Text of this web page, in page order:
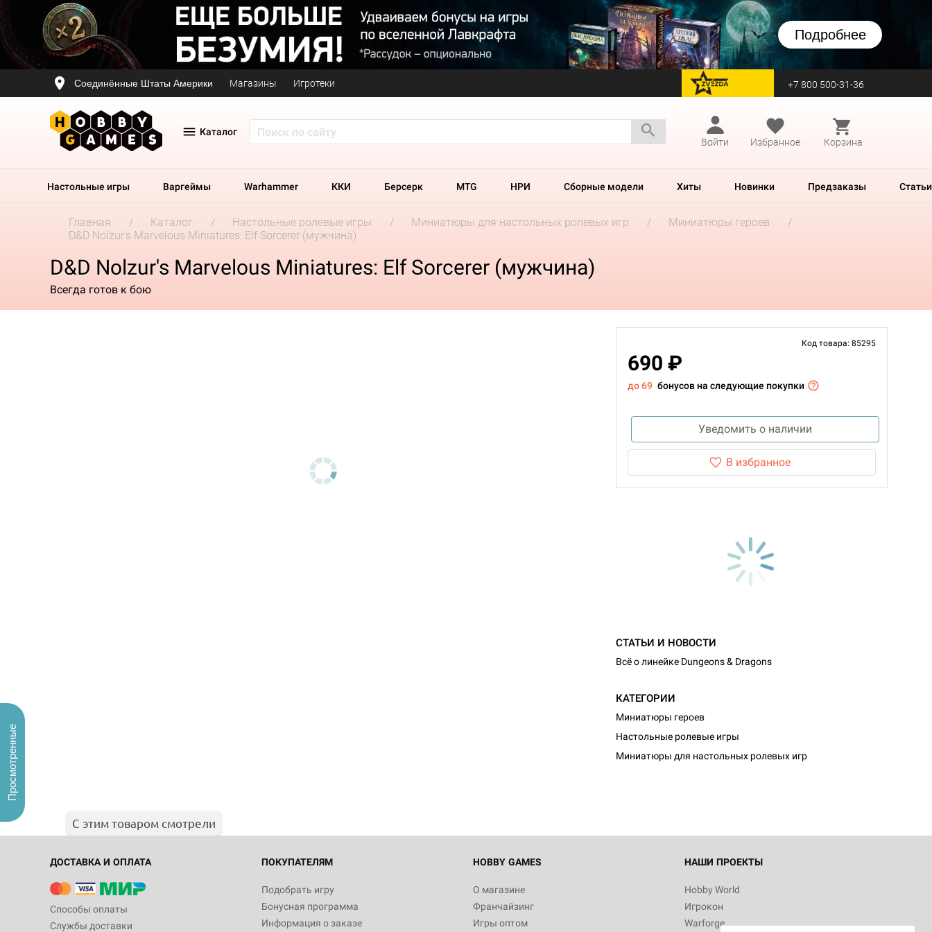
Подробнее
Соединённые Штаты Америки Магазины Игротеки перейти на Zvezda +7 800 500-31-36
Каталог
Войти
Избранное Корзина
Настольные игры Варгеймы Warhammer ККИ Берсерк MTG НРИ Сборные модели Хиты Новинки Предзаказы Статьи
Главная Каталог Настольные ролевые игры Миниатюры для настольных ролевых игр
Миниатюры героев
D&D Nolzur's Marvelous Miniatures: Elf Sorcerer (мужчина)
D&D Nolzur's Marvelous Miniatures: Elf Sorcerer (мужчина)
Всегда готов к бою
Код товара: 85295
690 ₽
до 69 бонусов на следующие покупки
Уведомить о наличии
В избранное
СТАТЬИ И НОВОСТИ
Всё о линейке Dungeons & Dragons
КАТЕГОРИИ
Миниатюры героев
Настольные ролевые игры
Миниатюры для настольных ролевых игр
С этим товаром смотрели
ДОСТАВКА И ОПЛАТА
Способы оплаты
Службы доставки
ПОКУПАТЕЛЯМ
Подобрать игру
Бонусная программа
Информация о заказе
HOBBY GAMES
О магазине
Франчайзинг
Игры оптом
НАШИ ПРОЕКТЫ
Hobby World
Игрокон
Warforge
Просмотренные
Настольная игра Hobby World Журнал
"Мир фантастики. Спецвыпуск: Братья
империи: Боевая тревога
799
Настольная игра Hobby World Сумерки